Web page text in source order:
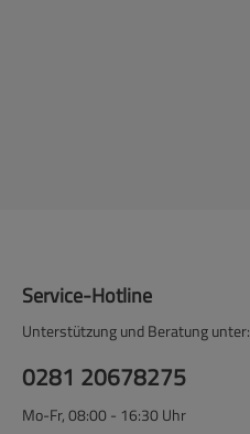
Service-Hotline
Unterstützung und Beratung unter:
0281 20678275
Mo-Fr, 08:00 - 16:30 Uhr